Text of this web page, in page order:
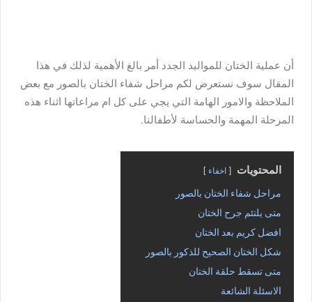
أن عملية الختان للمواليد الجدد أمر بالغ الأهمية لذلك في هذا
المقال سوف نستعرض لكم مراحل شفاء الختان بالصور مع بعض
الملاحظة والامور الهامة التي يجي على كل ام مراعاتها اثناء هذه
المرحلة المهمة والحساسة لأطفالنا.
المحتويات اخفاء
مراحل شفاء الختان بالصور
متى يلتئم جرح الختان
افضل كريم بعد الختان
شكل الختان الصحيح للذكور بالصور
متى تسقط حلقة الختان
الاسئلة الشائعة